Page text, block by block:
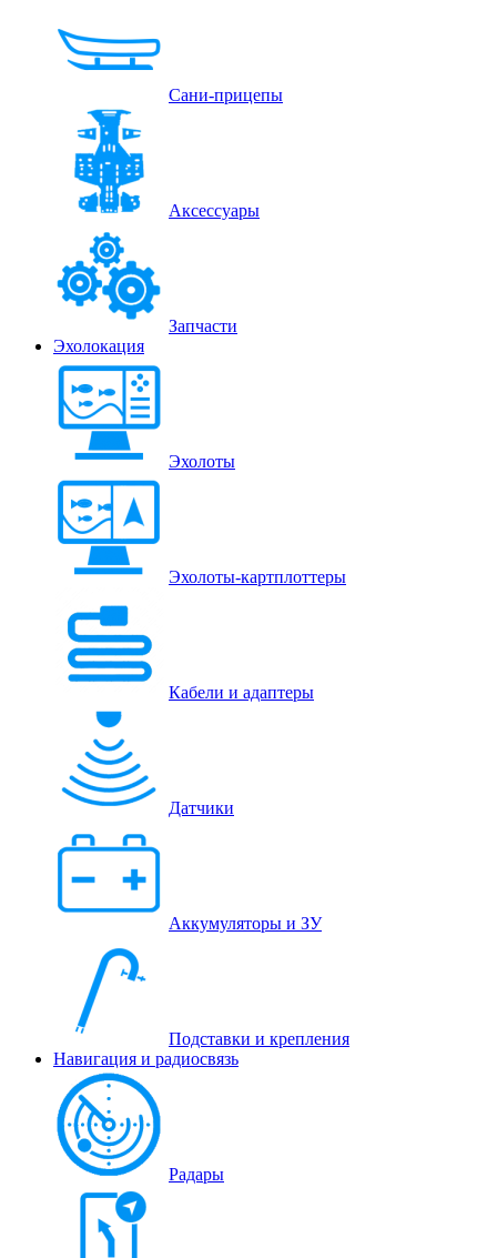
Сани-прицепы
Аксессуары
Запчасти
Эхолокация
Эхолоты
Эхолоты-картплоттеры
Кабели и адаптеры
Датчики
Аккумуляторы и ЗУ
Подставки и крепления
Навигация и радиосвязь
Радары